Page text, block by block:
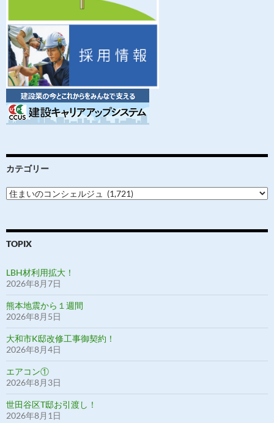
ョ
ン
カテゴリー
カ
テ
ー
TOPIX
LBH材利用拡大！
2026年8月7日
熊本地震から１週間
2026年8月5日
大和市K邸改修工事御契約！
2026年8月4日
エアコン①
2026年8月3日
世田谷区T邸お引渡し！
2026年8月1日